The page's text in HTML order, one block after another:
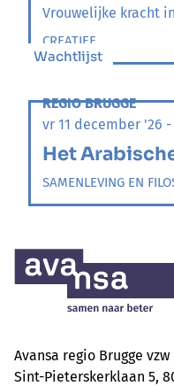
Vrouwelijke kracht
CREATIEF
Wachtlijst
REGIO BRUGGE
vr 11 december '26 -
Het
SAMENLEVING EN
Avansa regio Brugge vzw
Sint-Pieterskerklaan 5,